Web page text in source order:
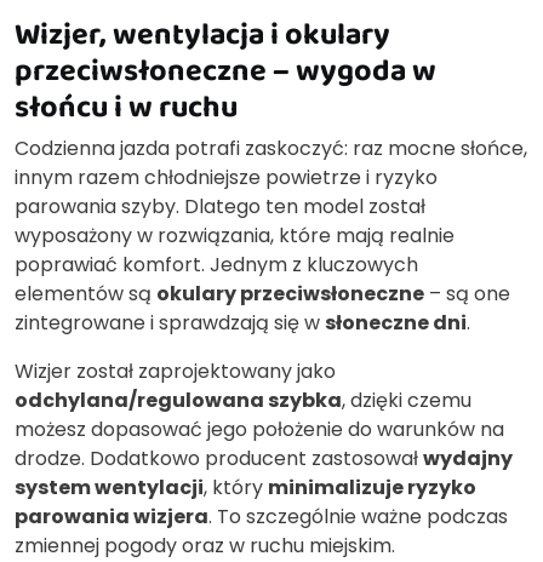
Wizjer, wentylacja i okulary
przeciwsłoneczne – wygoda w
słońcu i w ruchu
Codzienna jazda potrafi zaskoczyć: raz mocne słońce,
innym razem chłodniejsze powietrze i ryzyko
parowania szyby. Dlatego ten model został
wyposażony w rozwiązania, które mają realnie
poprawiać komfort. Jednym z kluczowych
elementów są okulary przeciwsłoneczne – są one
zintegrowane i sprawdzają się w słoneczne dni.
Wizjer został zaprojektowany jako
odchylana/regulowana szybka, dzięki czemu
możesz dopasować jego położenie do warunków na
drodze. Dodatkowo producent zastosowałwydajny
system wentylacji, który minimalizuje ryzyko
parowania wizjera. To szczególnie ważne podczas
zmiennej pogody oraz w ruchu miejskim.